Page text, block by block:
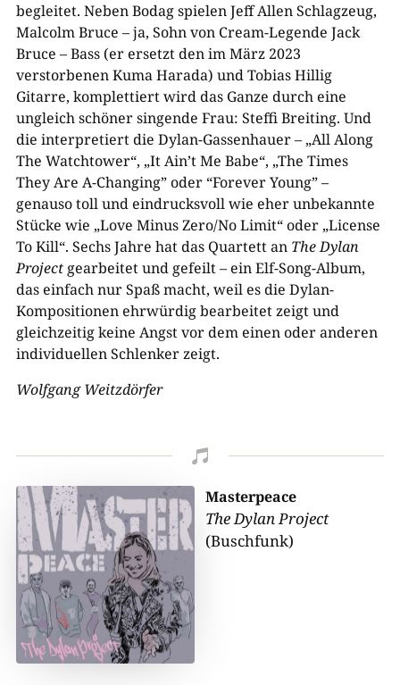
begleitet. Neben Bodag spielen Jeff Allen Schlagzeug,
Malcolm Bruce – ja, Sohn von Cream-Legende Jack
Bruce – Bass (er ersetzt den im März 2023
verstorbenen Kuma Harada) und Tobias Hillig
Gitarre, komplettiert wird das Ganze durch eine
ungleich schöner singende Frau: Steffi Breiting. Und
die interpretiert die Dylan-Gassenhauer – „All Along
The Watchtower“, „It Ain’t Me Babe“, „The Times
They Are A-Changing” oder “Forever Young” –
genauso toll und eindrucksvoll wie eher unbekannte
Stücke wie „Love Minus Zero/No Limit“ oder „License
To Kill“. Sechs Jahre hat das Quartett an The Dylan
Projectgearbeitet und gefeilt – ein Elf-Song-Album,
das einfach nur Spaß macht, weil es die Dylan-
Kompositionen ehrwürdig bearbeitet zeigt und
gleichzeitig keine Angst vor dem einen oder anderen
individuellen Schlenker zeigt.
Wolfgang Weitzdörfer

Masterpeace
The Dylan Project
(Buschfunk)